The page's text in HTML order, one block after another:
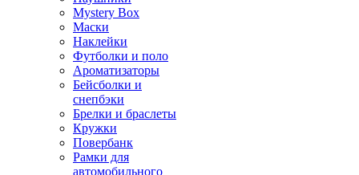
Mystery Box
Маски
Наклейки
Футболки и поло
Ароматизаторы
Бейсболки и
снепбэки
Брелки и браслеты
Кружки
Повербанк
Рамки для
автомобильного